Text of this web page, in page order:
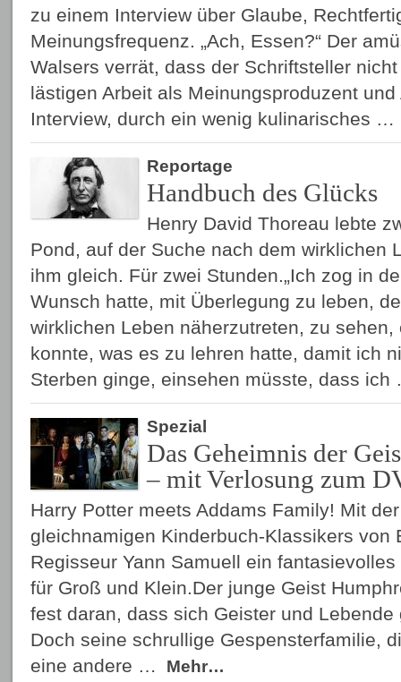
zu einem Interview über Glaube,
Meinungsfrequenz. „Ach, Essen?“ Der
Walsers verrät, dass der Schriftsteller
lästigen Arbeit als Meinungsproduzent
Interview, durch ein wenig kulinarisches …
Reportage
Handbuch des Glücks
Henry David Thoreau lebte
Pond, auf der Suche nach dem wirklichen
ihm gleich. Für zwei Stunden.„Ich zog in
Wunsch hatte, mit Überlegung zu leben,
wirklichen Leben näherzutreten, zu
konnte, was es zu lehren hatte, damit ich
Sterben ginge, einsehen müsste, dass
Spezial
Das Geheimnis der
– mit Verlosung zum
Harry Potter meets Addams Family! Mit
gleichnamigen Kinderbuch-Klassikers von
Regisseur Yann Samuell ein
für Groß und Klein.Der junge Geist
fest daran, dass sich Geister und
Doch seine schrullige Gespensterfamilie,
eine andere …
Mehr…